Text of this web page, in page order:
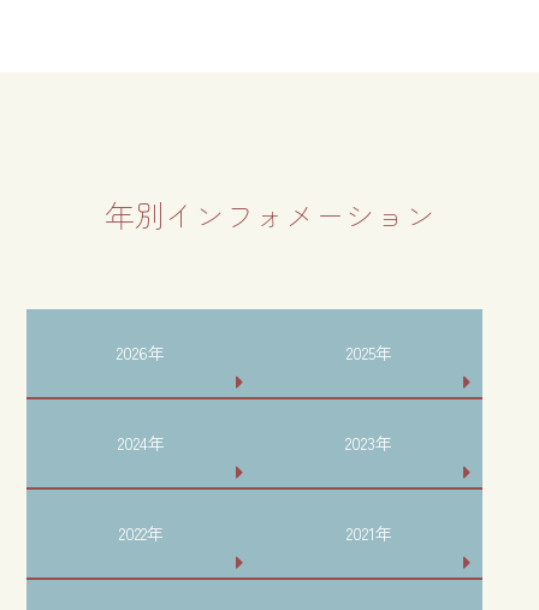
年別インフォメーション
2026年 2025年
2024年 2023年
2022年 2021年